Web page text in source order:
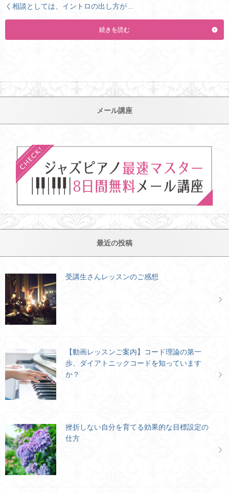
く相談としては、イントロの出し方が …
続きを読む
メール講座
最近の投稿
受講生さんレッスンのご感想
【動画レッスンご案内】コード理論の第一
歩、ダイアトニックコードを知っています
か？
挫折しない自分を育てる効果的な目標設定の
仕方